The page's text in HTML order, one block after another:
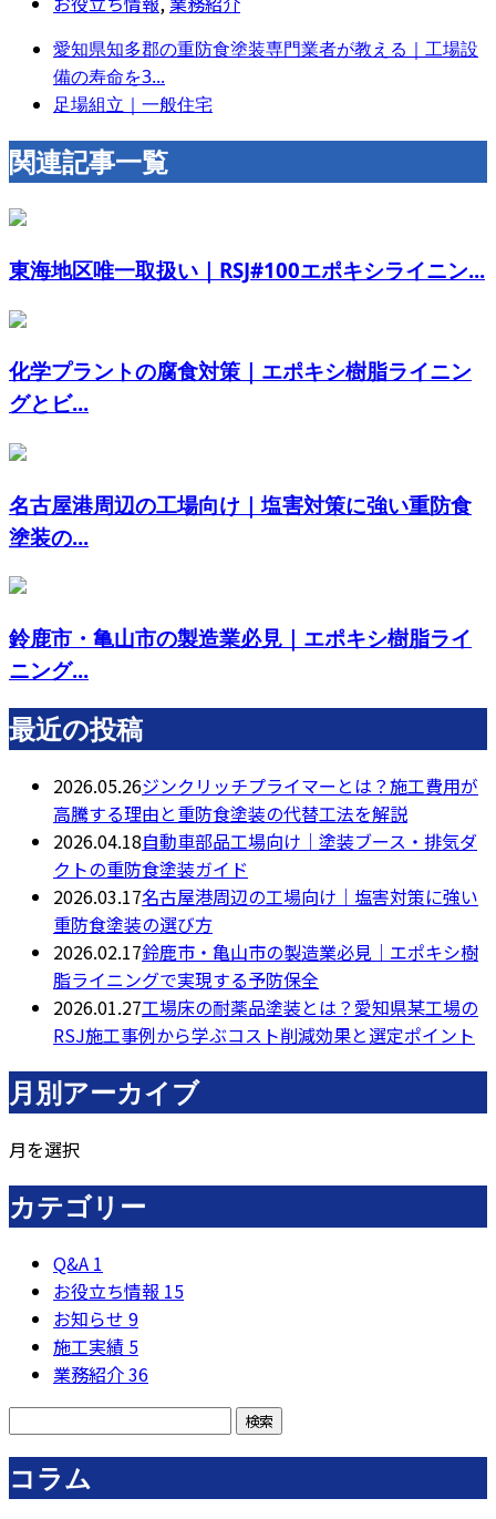
愛知県知多郡の重防食塗装専門業者が教える｜工場設
備の寿命を3...
足場組立｜一般住宅
関連記事一覧
東海地区唯一取扱い｜RSJ#100エポキシライニン...
化学プラントの腐食対策｜エポキシ樹脂ライニン
グとビ...
名古屋港周辺の工場向け｜塩害対策に強い重防食
塗装の...
鈴鹿市・亀山市の製造業必見｜エポキシ樹脂ライ
ニング...
最近の投稿
2026.05.26ジンクリッチプライマーとは？施工費用が
高騰する理由と重防食塗装の代替工法を解説
2026.04.18自動車部品工場向け｜塗装ブース・排気ダ
クトの重防食塗装ガイド
2026.03.17名古屋港周辺の工場向け｜塩害対策に強い
重防食塗装の選び方
2026.02.17鈴鹿市・亀山市の製造業必見｜エポキシ樹
脂ライニングで実現する予防保全
2026.01.27工場床の耐薬品塗装とは？愛知県某工場の
RSJ施工事例から学ぶコスト削減効果と選定ポイント
月別アーカイブ
月を選択
カテゴリー
Q&A 1
お役立ち情報 15
お知らせ 9
施工実績 5
業務紹介36
コラム